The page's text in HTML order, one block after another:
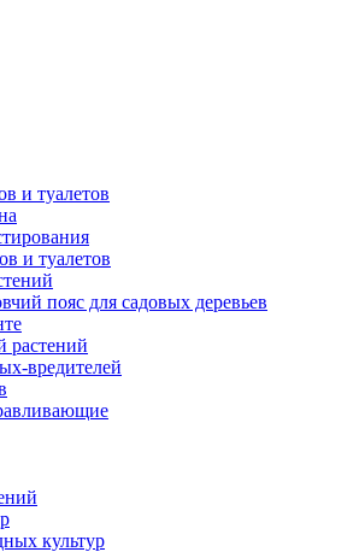
и туалетов
и туалетов
пояс для садовых деревьев
растений
вредителей
культур